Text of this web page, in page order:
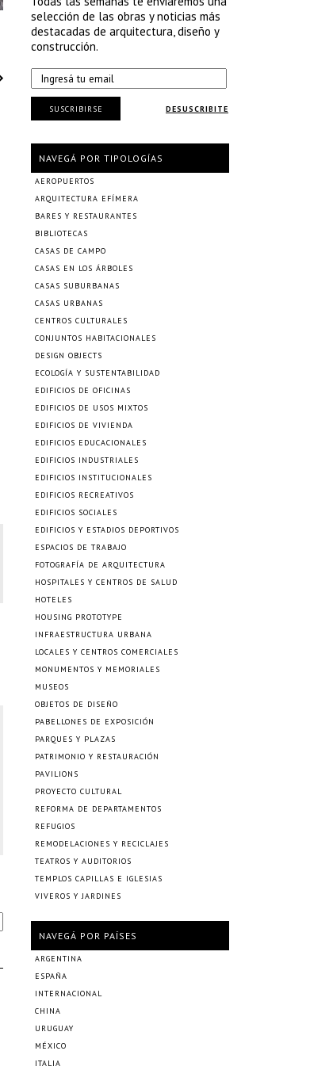
selección de las obras y noticias más
destacadas de arquitectura, diseño y
construcción.
DESUSCRIBITE
SUSCRIBIRSE
NAVEGÁ POR TIPOLOGÍAS
AEROPUERTOS
ARQUITECTURA EFÍMERA
BARES Y RESTAURANTES
BIBLIOTECAS
CASAS DE CAMPO
CASAS EN LOS ÁRBOLES
CASAS SUBURBANAS
CASAS URBANAS
CENTROS CULTURALES
CONJUNTOS HABITACIONALES
DESIGN OBJECTS
ECOLOGÍA Y SUSTENTABILIDAD
EDIFICIOS DE OFICINAS
EDIFICIOS DE USOS MIXTOS
EDIFICIOS DE VIVIENDA
EDIFICIOS EDUCACIONALES
EDIFICIOS INDUSTRIALES
EDIFICIOS INSTITUCIONALES
EDIFICIOS RECREATIVOS
EDIFICIOS SOCIALES
EDIFICIOS Y ESTADIOS DEPORTIVOS
ESPACIOS DE TRABAJO
FOTOGRAFÍA DE ARQUITECTURA
HOSPITALES Y CENTROS DE SALUD
HOTELES
HOUSING PROTOTYPE
INFRAESTRUCTURA URBANA
LOCALES Y CENTROS COMERCIALES
MONUMENTOS Y MEMORIALES
MUSEOS
OBJETOS DE DISEÑO
PABELLONES DE EXPOSICIÓN
PARQUES Y PLAZAS
PATRIMONIO Y RESTAURACIÓN
PAVILIONS
PROYECTO CULTURAL
REFORMA DE DEPARTAMENTOS
REFUGIOS
REMODELACIONES Y RECICLAJES
TEATROS Y AUDITORIOS
TEMPLOS CAPILLAS E IGLESIAS
VIVEROS Y JARDINES
NAVEGÁ POR PAÍSES
ARGENTINA
ESPAÑA
INTERNACIONAL
CHINA
URUGUAY
MÉXICO
ITALIA